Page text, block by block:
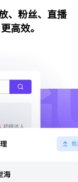
、粉丝、直播
高效。